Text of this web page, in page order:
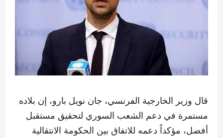
قال وزير الخارجية الفرنسي، جان نويل بارو، إن بلاده
مستمرة في دعم الشعب السوري لتحقيق مستقبل
أفضل، مؤكداً دعمه للاتفاق بين الحكومة الانتقالية